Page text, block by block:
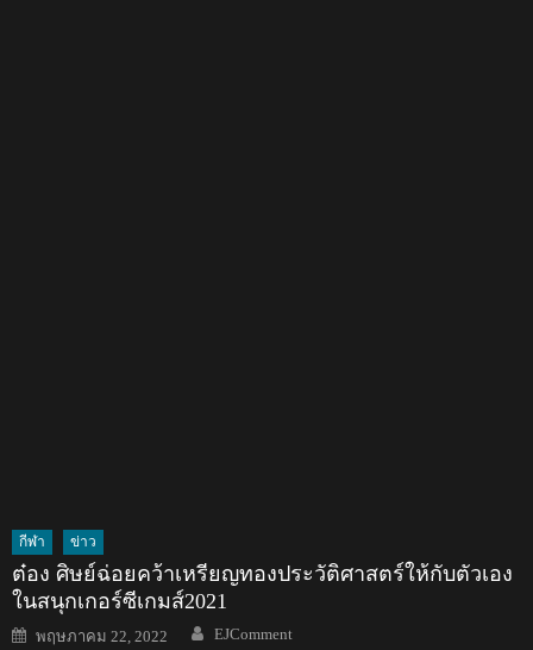
กีฬา ข่าว
ต๋อง ศิษย์ฉ่อยคว้าเหรียญทองประวัติศาสตร์ให้กับตัวเอง
ในสนุกเกอร์ซีเกมส์2021
Posted
on
พฤษภาคม 22, 2022 Author
EJComment